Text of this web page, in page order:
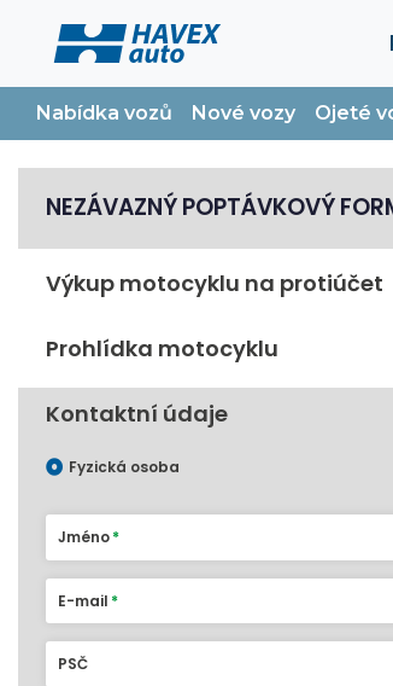
Nabídka vozů Nové vozy Ojeté
NEZÁVAZNÝ POPTÁVKOVÝ
Výkup motocyklu na protiúčet
Prohlídka motocyklu
Kontaktní údaje
Fyzická osoba
Jméno
E-mail
PSČ